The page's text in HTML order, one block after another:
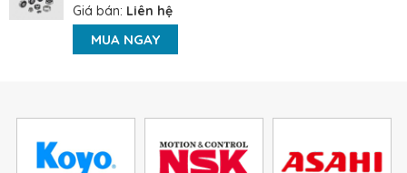
Giá bán: Liên hệ
MUA NGAY